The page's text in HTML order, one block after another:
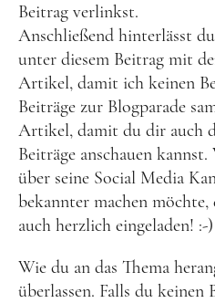
Beitrag verlinkst.
Anschließend hinterlässt
unter diesem Beitrag mit
Artikel, damit ich keinen
Beiträge zur Blogparade
Artikel, damit du dir auch
Beiträge anschauen
über seine Social Media
bekannter machen
auch herzlich eingeladen! :-)
Wie du an das Thema
überlassen. Falls du